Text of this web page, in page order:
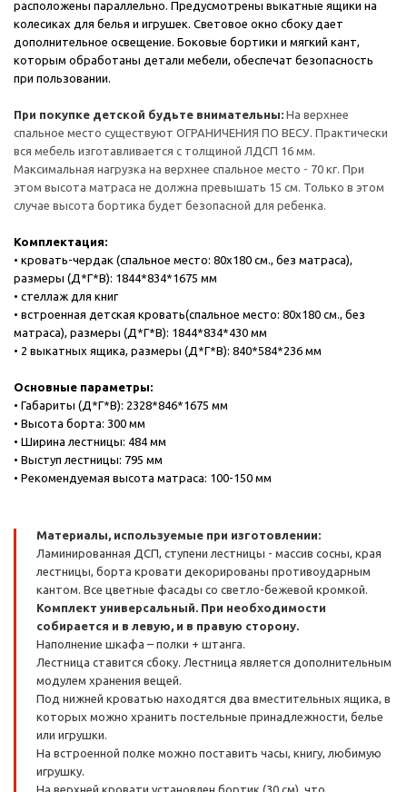
расположены параллельно. Предусмотрены выкатные ящики на
колесиках для белья и игрушек. Световое окно сбоку дает
дополнительное освещение. Боковые бортики и мягкий кант,
которым обработаны детали мебели, обеспечат безопасность
при пользовании.
При покупке детской будьте внимательны: На верхнее
спальное место существуют ОГРАНИЧЕНИЯ ПО ВЕСУ. Практически
вся мебель изготавливается с толщиной ЛДСП 16 мм.
Максимальная нагрузка на верхнее спальное место - 70 кг. При
этом высота матраса не должна превышать 15 см. Только в этом
случае высота бортика будет безопасной для ребенка.
Комплектация:
• кровать-чердак (спальное место: 80х180 см., без матраса),
размеры (Д*Г*В): 1844*834*1675 мм
• стеллаж для книг
• встроенная детская кровать(спальное место: 80х180 см., без
матраса), размеры (Д*Г*В): 1844*834*430 мм
• 2 выкатных ящика, размеры (Д*Г*В): 840*584*236 мм
Основные параметры:
• Габариты (Д*Г*В): 2328*846*1675 мм
• Высота борта: 300 мм
• Ширина лестницы: 484 мм
• Выступ лестницы: 795 мм
• Рекомендуемая высота матраса: 100-150 мм
Материалы, используемые при изготовлении:
Ламинированная ДСП, ступени лестницы - массив сосны, края
лестницы, борта кровати декорированы противоударным
кантом. Все цветные фасады со светло-бежевой кромкой.
Комплект универсальный. При необходимости
собирается и в левую, и в правую сторону.
Наполнение шкафа – полки + штанга.
Лестница ставится сбоку. Лестница является дополнительным
модулем хранения вещей.
Под нижней кроватью находятся два вместительных ящика, в
которых можно хранить постельные принадлежности, белье
или игрушки.
На встроенной полке можно поставить часы, книгу, любимую
игрушку.
На верхней кровати установлен бортик (30 см), что